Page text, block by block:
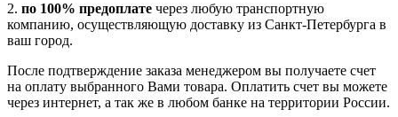
2. по 100% предоплате через любую транспортную
компанию, осуществляющую доставку из Санкт-Петербурга в
ваш город.
После подтверждение заказа менеджером вы получаете счет
на оплату выбранного Вами товара. Оплатить счет вы можете
через интернет, а так же в любом банке на территории России.